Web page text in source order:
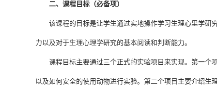
二、课程目标（必备项）
该课程的目标是让学生通过实地操作学习生理心里学研
力以及对于生理心理学研究的基本阅读和判断能力。
课程目标主要通过三个正式的实验项目来实现。第一个
以及如何安全的使用动物进行实验。第二个项目主要介绍